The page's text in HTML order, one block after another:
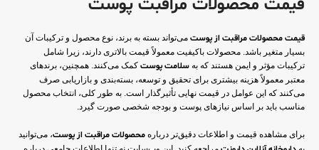
قیمت محصولات مراقبت پوست
قیمت محصولات مراقبت از پوست می‌تواند بسته به برند، نوع محصول و ترکیبات آن
بسیار متغیر باشد. محصولات باکیفیت معمولاً قیمت بالاتری دارند، زیرا شامل
ترکیبات مؤثر و ایمن هستند که به سلامت پوست کمک می‌کنند. همچنین، برندهای
معتبر معمولاً هزینه بیشتری برای تحقیق و توسعه، بسته‌بندی و بازاریابی صرف
می‌کنند که این عوامل در قیمت نهایی تأثیرگذار است. به طور کلی، انتخاب محصول
مناسب باید بر اساس نیازهای پوست و بودجه شخصی صورت گیرد.
برای مشاهده قیمت و اطلاعات دقیق‌تر درباره محصولات مراقبت از پوست، می‌توانید